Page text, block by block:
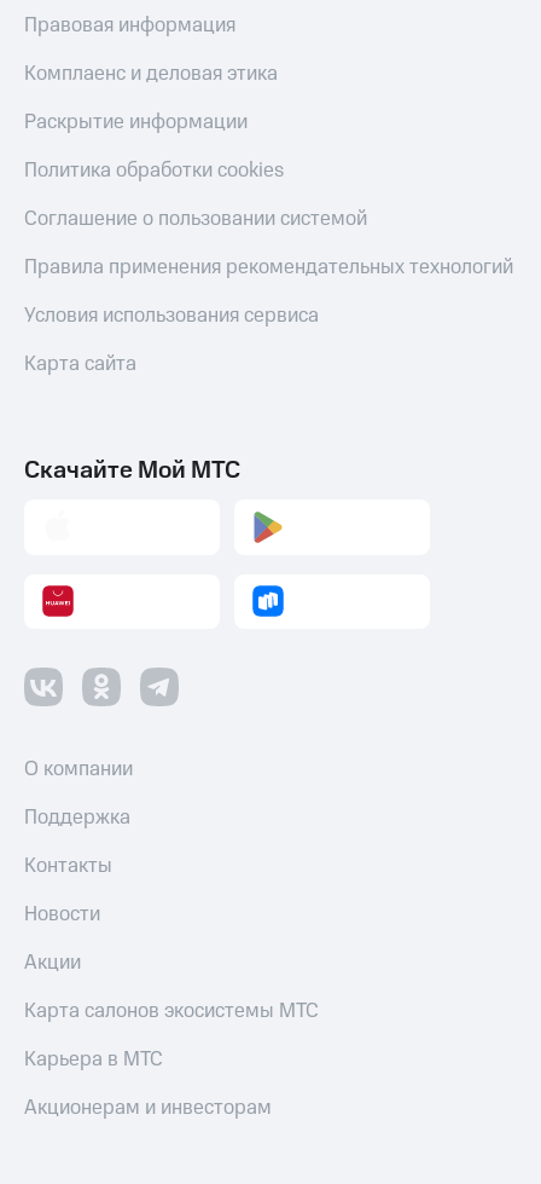
Правовая информация
Комплаенс и деловая этика
Раскрытие информации
Политика обработки cookies
Соглашение о пользовании системой
Правила применения рекомендательных технологий
Условия использования сервиса
Карта сайта
Скачайте Мой МТС
О компании
Поддержка
Контакты
Новости
Акции
Карта салонов экосистемы МТС
Карьера в МТС
Акционерам и инвесторам